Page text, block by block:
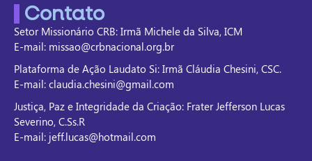
Contato
Setor Missionário CRB: Irmã Michele da Silva, ICM
E-mail: missao@crbnacional.org.br
Plataforma de Ação Laudato Si: Irmã Cláudia Chesini, CSC.
E-mail: claudia.chesini@gmail.com
Justiça, Paz e Integridade da Criação: Frater Jefferson Lucas
Severino, C.Ss.R
E-mail: jeff.lucas@hotmail.com